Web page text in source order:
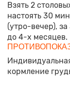
Взять 2
настоять 30
(утро-вечер),
до 4-х месяцев.
кормление